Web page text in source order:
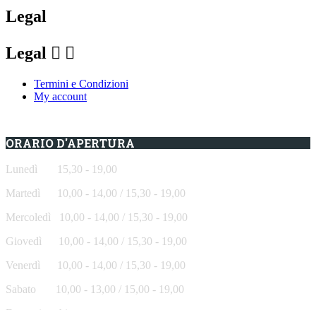
Legal
Legal  
Termini e Condizioni
My account
ORARIO D'APERTURA
Lunedì 15,30 - 19,00
Martedì 10,00 - 14,00 / 15,30 - 19,00
Mercoledì
10,00 - 14,00 / 15,30 - 19,00
Giovedì
10,00 - 14,00 / 15,30 - 19,00
Venerdì
10,00 - 14,00 / 15,30 - 19,00
Sabato
10,00 - 13,00 / 15,00 - 19,00